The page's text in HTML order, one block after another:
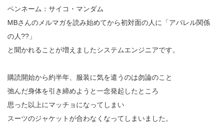
ペンネーム：サイコ・マンダム
MBさんのメルマガを読み始めてから初対面の人に「アパレル関係
の人??」
と聞かれることが増えましたシステムエンジニアです。
購読開始から約半年、服装に気を遣うのは勿論のこと
弛んだ身体を引き締めようと一念発起したところ
思った以上にマッチョになってしまい
スーツのジャケットが合わなくなってしまいました。